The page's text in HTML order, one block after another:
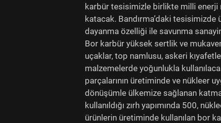
karbür tesisimizle birlikte milli enerji
katacak. Bandırma’daki
dayanma özelliği ile savunma
Bor karbür yüksek sertlik ve
uçaklar, top namlusu, askeri
malzemelerde yoğunlukla
parçalarının üretiminde ve nükleer
dönüşümle ülkemize sağlanan
kullanıldığı zırh yapımında 500,
ürünlerin üretiminde kullanılan bor